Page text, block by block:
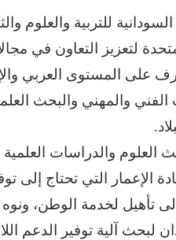
للتربية والعلوم
لتعزيز التعاون في
على المستوى العربي
والمهني والبحث العلمي
والدراسات العلمية
الإعمار التي تحتاج إلى
تأهيل لخدمة الوطن، ونوه
آلية توفير الدعم